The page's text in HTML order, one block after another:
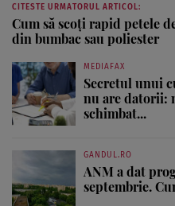
CITESTE URMATORUL ARTICOL:
Cum să scoți rapid petele
din bumbac sau poliester
MEDIAFAX
Secretul unui
nu are datorii:
schimbat...
GANDUL.RO
ANM a dat
septembrie.